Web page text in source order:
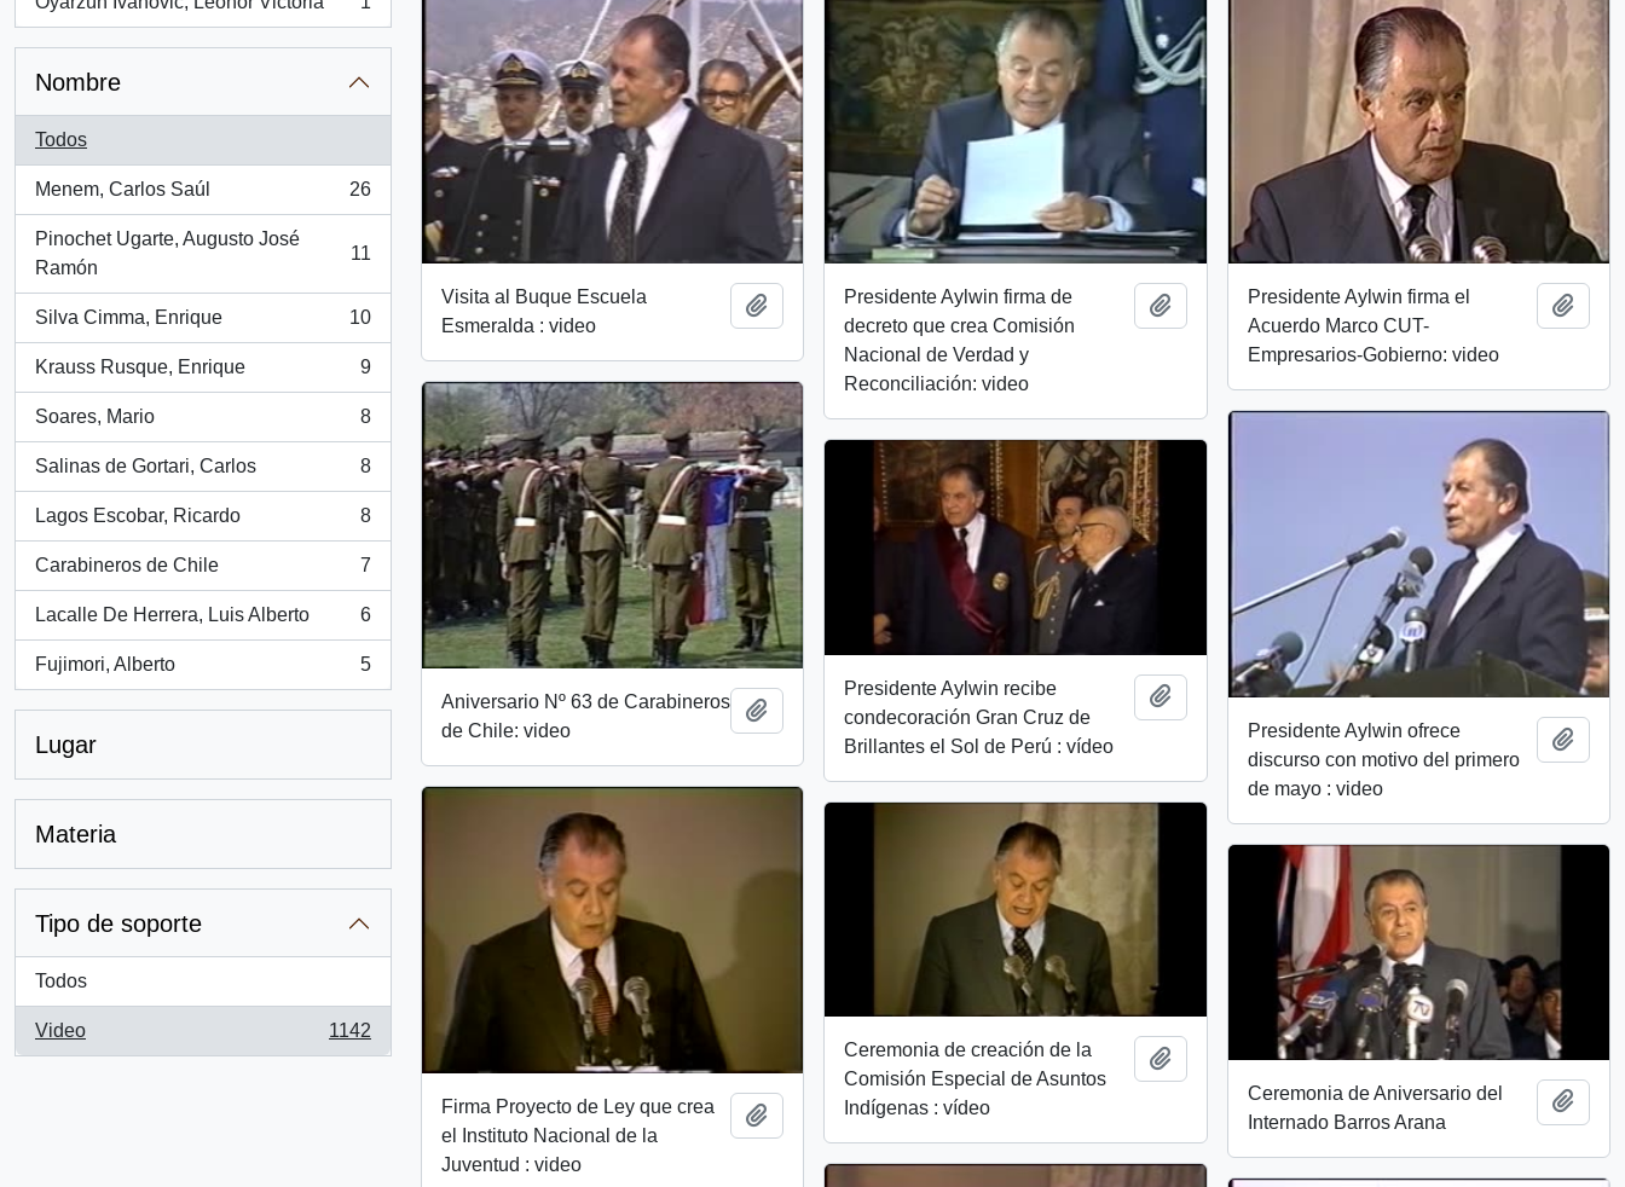
, 1 resultados
Nombre
Todos
Menem, Carlos Saúl
, 26 resultados
26
Pinochet Ugarte, Augusto José
Ramón
, 11 resultados
11
Silva Cimma, Enrique
, 10 resultados
10
Krauss Rusque, Enrique
, 9 resultados
9
Soares, Mario
, 8 resultados
8
Salinas de Gortari, Carlos
, 8 resultados
8
Lagos Escobar, Ricardo
, 8 resultados
8
Carabineros de Chile
, 7 resultados
7
Lacalle De Herrera, Luis Alberto
, 6 resultados
6
Fujimori, Alberto
, 5 resultados
5
Lugar
Materia
Tipo de soporte
Todos
Video
, 1142 resultados
1142
Visita al Buque Escuela
Esmeralda : video
Añadir al portapapeles
Presidente Aylwin firma de
decreto que crea Comisión
Nacional de Verdad y
Reconciliación: video
Añadir al portapapeles
Presidente Aylwin firma el
Acuerdo Marco CUT-
Empresarios-Gobierno: video
Aniversario Nº 63 de Carabineros
de Chile: video
Añadir al portapapeles
Presidente Aylwin ofrece
discurso con motivo del primero
de mayo : video
Presidente Aylwin recibe
condecoración Gran Cruz de
Brillantes el Sol de Perú : vídeo
Añadir al portapapeles
Firma Proyecto de Ley que crea
el Instituto Nacional de la
Juventud : video
Añadir al portapapeles
Ceremonia de creación de la
Comisión Especial de Asuntos
Indígenas : vídeo
Añadir al portapapeles
Ceremonia de Aniversario del
Internado Barros Arana